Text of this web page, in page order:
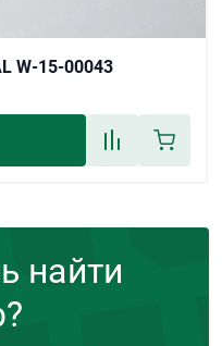
W-15-00043
найти